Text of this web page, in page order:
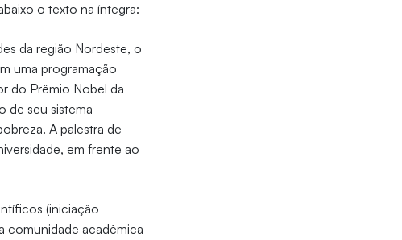
o texto na íntegra:
da região Nordeste, o
uma programação
do Prêmio Nobel da
de seu sistema
A palestra de
em frente ao
(iniciação
comunidade acadêmica